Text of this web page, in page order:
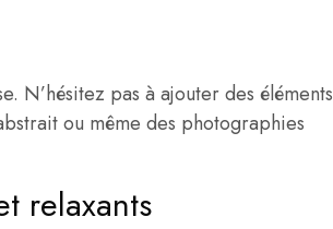
N’hésitez pas à ajouter des éléments
ou même des photographies
relaxants